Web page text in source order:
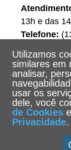
13h e das
Telefone:
Utilizamos
similares em
analisar,
usar os
dele, você
de Cookies
Privacidade.